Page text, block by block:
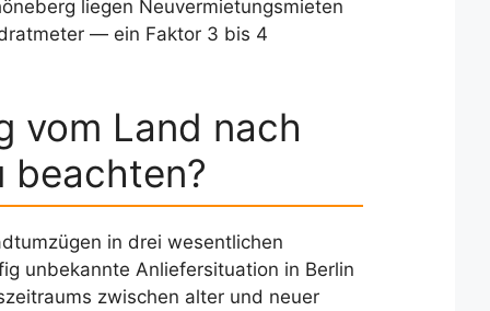
liegen Neuvermietungsmieten
— ein Faktor 3 bis 4
vom Land nach
beachten?
in drei wesentlichen
unbekannte Anliefersituation in Berlin
zwischen alter und neuer